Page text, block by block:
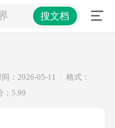
搜文档
间：2026-05-11
格式：
：5.99